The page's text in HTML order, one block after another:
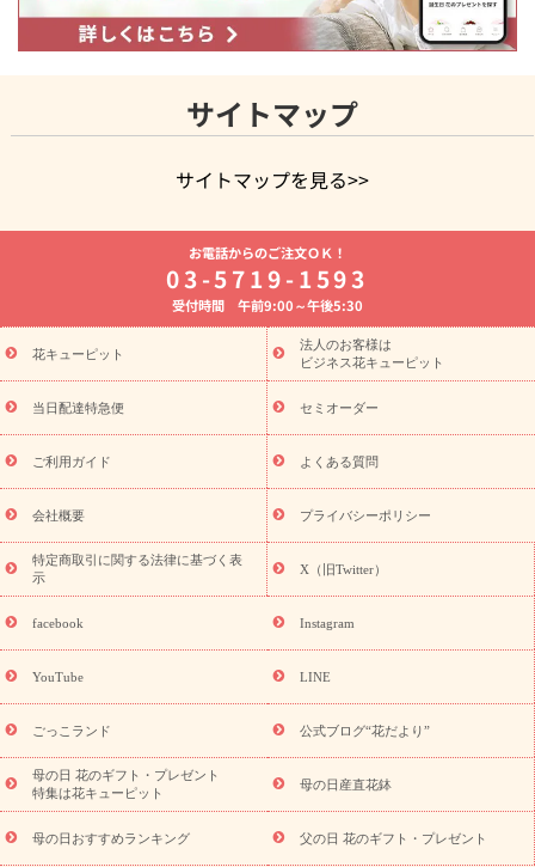
サイトマップ
サイトマップを見る>>
よく贈られる花
お祝いの花特集
誕生日フラワーギフト特集
8月の誕生花(トルコキキョウ)
開店・開業祝い
お供え・お悔やみ お供え・お悔やみの花
通夜・葬儀に贈る花 胡蝶蘭・花鉢
ーブドフラワー
季節のイベント
ひまわり ギフト・プレゼント
特集
お盆 花（新盆・初盆） 季節のイベント
お盆 花（新
盆・初盆）
お盆 花（新盆・初盆）
お盆・お供え 花とセットギ
フト
お盆・お供え プリザーブドフラワー
ひまわり ギフト・プ
レゼント特集
夏の花贈り・お中元・暑中見舞い 花のギフト特集
敬老の日におくる花ギフト・プレゼント特集
花ギフト・プレゼント特集
敬老の日 花のおすすめランキング
敬
老の日 花鉢植えのギフト・プレゼント特集
敬老の日 花とセットギ
フト・プレゼント特集
敬老の日の花 全てのギフト一覧
キャン
ペーン
「きょう誕生日なんです」キャンペーン
探す
誕生日フラワーギフト 誕生日フラワーギフト特集
誕生
日フラワーギフト商品一覧
ユリ トルコキキョウ
誕生花(トルコキキョウ)
9月の誕生花(リンドウ)
誕生日セット
ギフト
「きょう誕生日なんです」キャンペーン
用途から探す お祝いの花特集 当日配達特急便
お祝い商品
一覧
お祝い 新築・引っ越し祝い
結婚記念日
結婚祝い 出産祝い 退院祝い・快気祝い
還暦
祝い・長寿祝い
プチギフト ペットのお祝いフラワー
元・暑中見舞い
敬老の日
お供え
お供え・お悔やみ商品一覧 お供え・お悔やみの花
十九日法要以降に贈る花
通夜・葬儀に贈る花
お供え お花とセッ
お電話からのご注文ＯＫ！
03-5719-1593
受付時間 午前9:00～午後5:30
花キューピット
法人のお客様は
ビジネス花キューピット
当日配達特急便 セミオーダー
ご利用ガイド よくある質問
会社概要 プライバシーポリシー
特定商取引に関する法律に基づく表
示
X（旧Twitter）
facebook Instagram
YouTube LINE
ごっこランド 公式ブログ“花だより”
母の日 花のギフト・プレゼント
特集は花キューピット
母の日産直花鉢
母の日おすすめランキング 父の日 花のギフト・プレゼント